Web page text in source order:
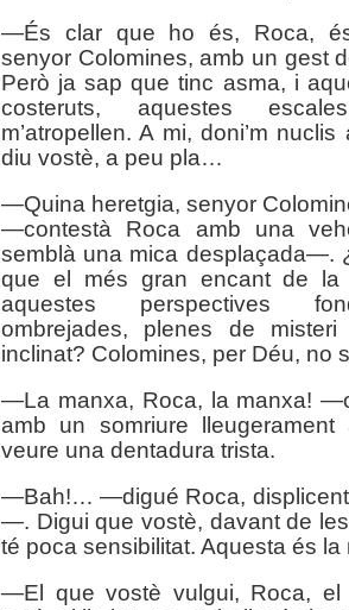
—És clar que ho és, Roca,
senyor Colomines, amb un gest
Però ja sap que tinc asma, i
costeruts, aquestes
m’atropellen. A mi, doni’m
diu vostè, a peu pla…
—Quina heretgia, senyor
—contestà Roca amb una
semblà una mica desplaçada—.
que el més gran encant de la
aquestes perspectives
ombrejades, plenes de
inclinat? Colomines, per Déu, no
—La manxa, Roca, la manxa!
amb un somriure
veure una dentadura trista.
—Bah!… —digué Roca,
—. Digui que vostè, davant de
té poca sensibilitat. Aquesta és
—El que vostè vulgui, Roca, el